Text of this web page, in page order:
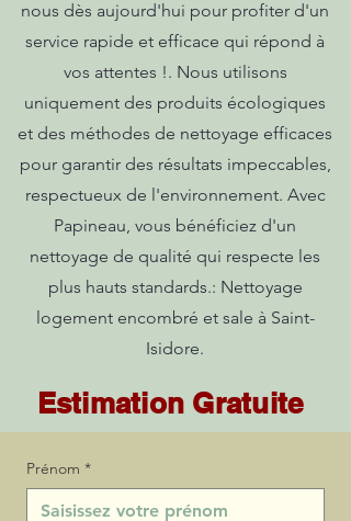
nous dès aujourd'hui pour profiter d'un
service rapide et efficace qui répond à
vos attentes !. Nous utilisons
uniquement des produits écologiques
et des méthodes de nettoyage efficaces
pour garantir des résultats impeccables,
respectueux de l'environnement. Avec
Papineau, vous bénéficiez d'un
nettoyage de qualité qui respecte les
plus hauts standards.: Nettoyage
logement encombré et sale à Saint-
Isidore.
Estimation Gratuite
Prénom *